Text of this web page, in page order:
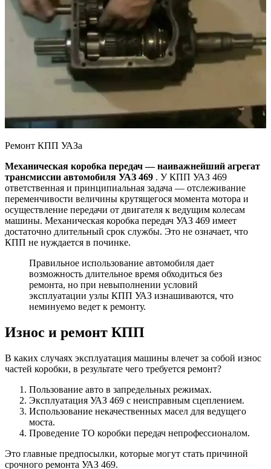
Ремонт КПП УАЗа
Механическая коробка передач — наиважнейший агрегат
трансмиссии автомобиля УАЗ 469 . У КПП УАЗ 469
ответственная и принципиальная задача — отслеживание
переменчивости величины крутящегося момента мотора и
осуществление передачи от двигателя к ведущим колесам
машины. Механическая коробка передач УАЗ 469 имеет
достаточно длительный срок службы. Это не означает, что
КПП не нуждается в починке.
Правильное использование автомобиля дает
возможность длительное время обходиться без
ремонта, но при невыполнении условий
эксплуатации узлы КПП УАЗ изнашиваются, что
неминуемо ведет к ремонту.
Износ и ремонт КПП
В каких случаях эксплуатация машины влечет за собой износ
частей коробки, в результате чего требуется ремонт?
Пользование авто в запредельных режимах.
Эксплуатация УАЗ 469 с неисправным сцеплением.
Использование некачественных масел для ведущего
моста.
Проведение ТО коробки передач непрофессионалом.
Это главные предпосылки, которые могут стать причиной
срочного ремонта УАЗ 469.